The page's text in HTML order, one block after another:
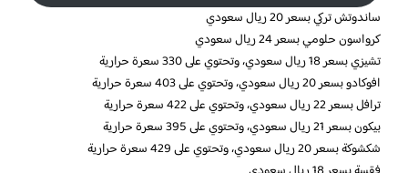
ساندوتش تركي بسعر 20 ريال سعودي
كرواسون حلومي بسعر 24 ريال سعودي
تشيزي بسعر 18 ريال سعودي، وتحتوي على 330 سعرة حرارية
افوكادو بسعر 20 ريال سعودي، وتحتوي على 403 سعرة حرارية
ترافل بسعر 22 ريال سعودي، وتحتوي على 422 سعرة حرارية
بيكون بسعر 21 ريال سعودي، وتحتوي على 395 سعرة حرارية
شكشوكة بسعر 20 ريال سعودي، وتحتوي على 429 سعرة حرارية